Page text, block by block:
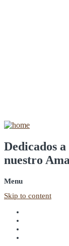
Dedicados
nuestro
Menu
Skip to content